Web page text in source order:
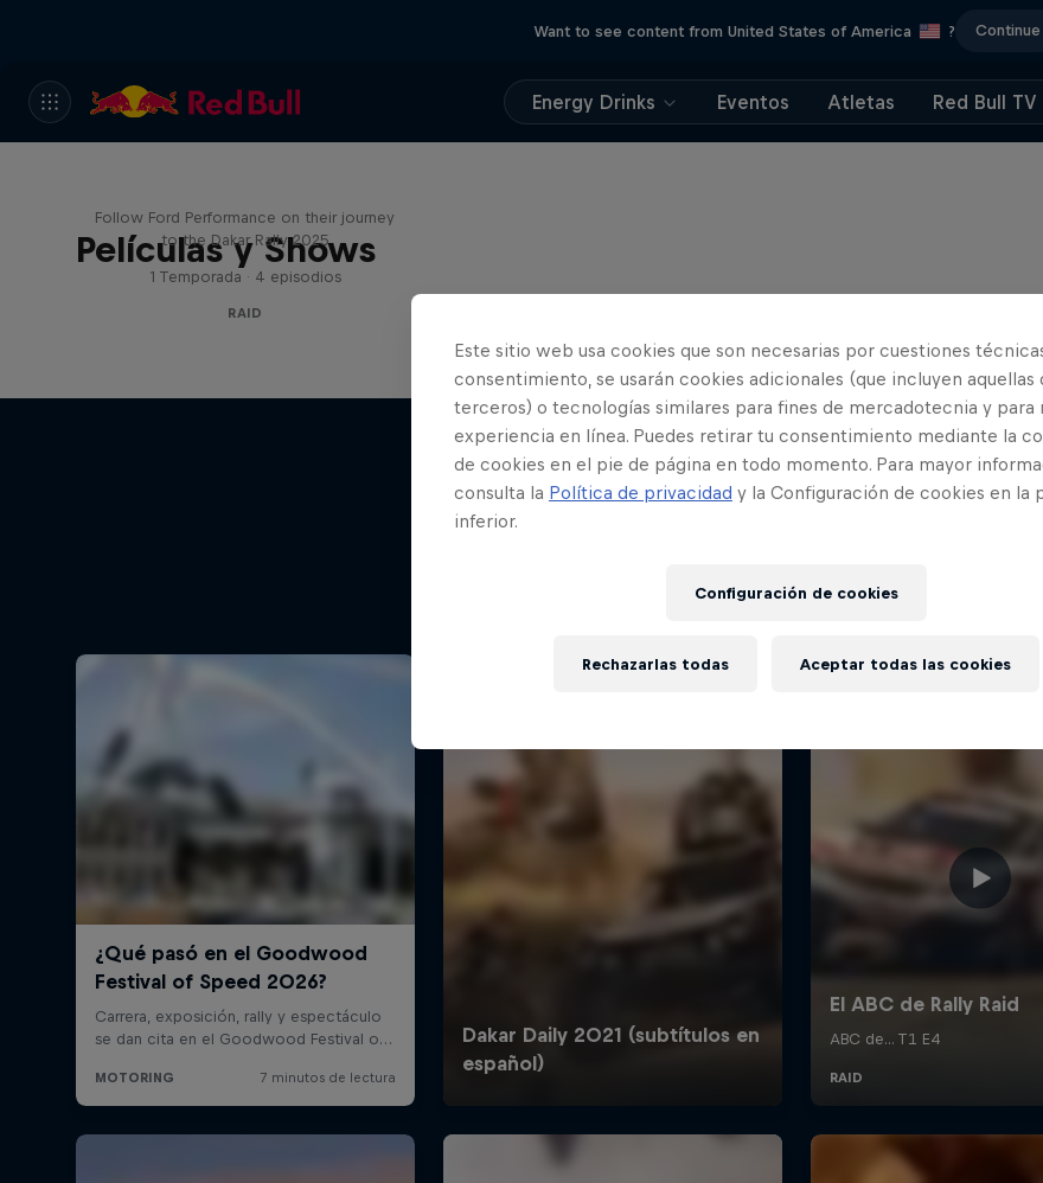
Want to see content from United States of America ? Continue
Energy Drinks Eventos Atletas Red Bull TV
Películas y Shows
Follow Ford Performance on their journey
to the Dakar Rally 2025
1 Temporada · 4 episodios
RAID
Este sitio web usa cookies que son necesarias por cuestiones
consentimiento, se usarán cookies adicionales (que incluyen aquellas
terceros) o tecnologías similares para fines de mercadotecnia y para
experiencia en línea. Puedes retirar tu consentimiento mediante la
de cookies en el pie de página en todo momento. Para mayor
consulta la Política de privacidad y la Configuración de cookies en la
inferior.
Configuración de cookies
Rechazarlas todas Aceptar todas las cookies